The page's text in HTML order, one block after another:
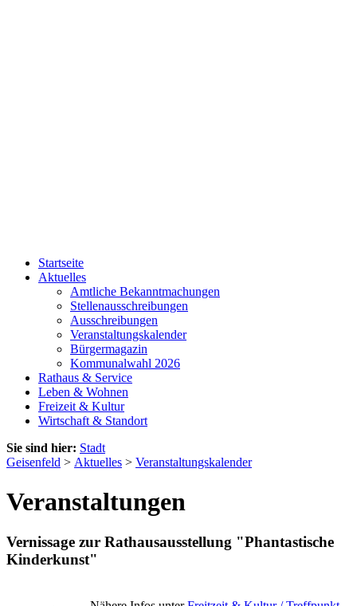
Startseite
Aktuelles
Amtliche Bekanntmachungen
Stellenausschreibungen
Ausschreibungen
Veranstaltungskalender
Bürgermagazin
Kommunalwahl 2026
Rathaus & Service
Leben & Wohnen
Freizeit & Kultur
Wirtschaft & Standort
Sie sind hier: Stadt
Geisenfeld > Aktuelles > Veranstaltungskalender
Veranstaltungen
Vernissage zur Rathausausstellung "Phantastische
Kinderkunst"